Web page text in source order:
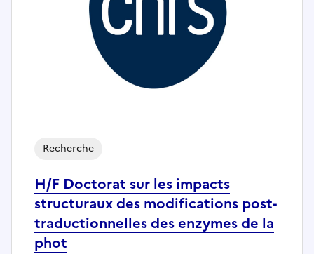
H/F Doctorat sur les impacts
structuraux des modifications post-
traductionnelles des enzymes de la
phot
Recherche